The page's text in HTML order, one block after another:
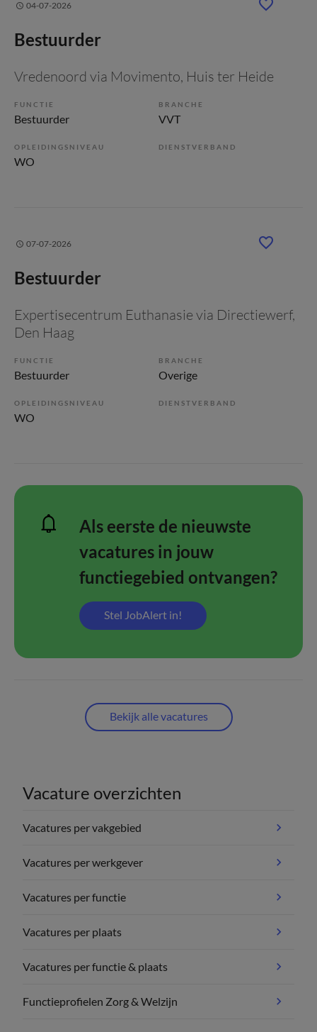
04-07-2026
Bestuurder
Vredenoord via Movimento, Huis ter Heide
FUNCTIE
Bestuurder
BRANCHE
VVT
OPLEIDINGSNIVEAU
WO
DIENSTVERBAND
07-07-2026
Bestuurder
Expertisecentrum Euthanasie via Directiewerf,
Den Haag
FUNCTIE
Bestuurder
BRANCHE
Overige
OPLEIDINGSNIVEAU
WO
DIENSTVERBAND
Als eerste de nieuwste
vacatures in jouw
functiegebied ontvangen?
Stel JobAlert in!
Bekijk alle vacatures
Vacature overzichten
Vacatures per vakgebied
Vacatures per werkgever
Vacatures per functie
Vacatures per plaats
Vacatures per functie & plaats
Functieprofielen Zorg & Welzijn